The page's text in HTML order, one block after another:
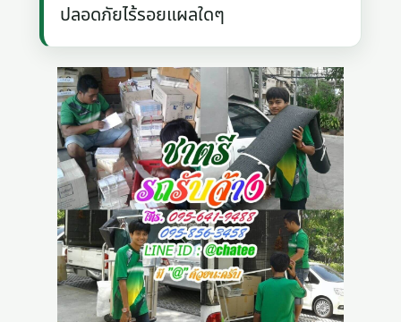
ปลอดภัยไร้รอยแผลใดๆ